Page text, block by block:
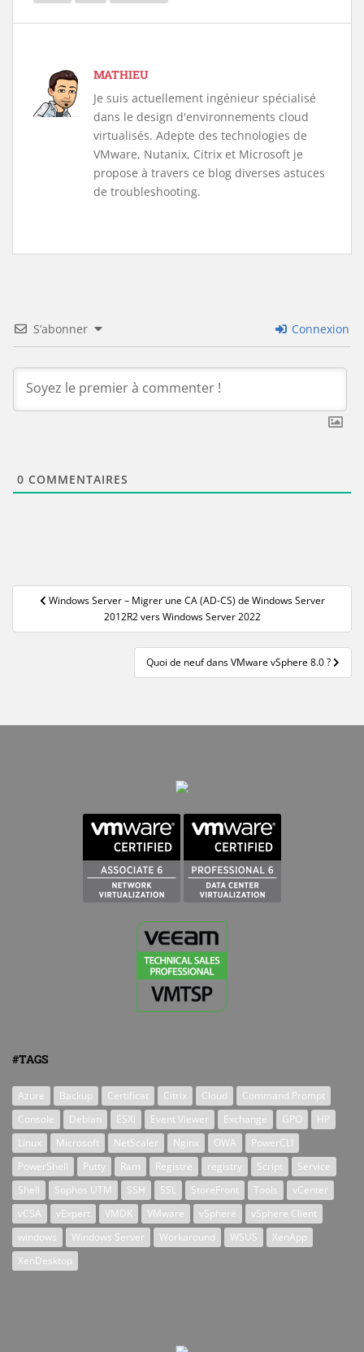
MATHIEU
Je suis actuellement ingénieur spécialisé
dans le design d'environnements cloud
virtualisés. Adepte des technologies de
VMware, Nutanix, Citrix et Microsoft je
propose à travers ce blog diverses astuces
de troubleshooting.
S’abonner Connexion
0 COMMENTAIRES
Navigation
l’article
Windows Server – Migrer une CA (AD-CS) de Windows Server
2012R2 vers Windows Server 2022
Quoi de neuf dans VMware vSphere 8.0 ?
#TAGS
Azure Backup Certificat Citrix Cloud
Command Prompt
Console
Debian ESXi Event Viewer Exchange GPO
HP
Linux
Microsoft NetScaler Nginx OWA
PowerCLI
PowerShell
Putty Ram Registre registry Script
Service
Shell
Sophos UTM SSH SSL StoreFront Tools
vCenter
vCSA
vExpert VMDK VMware vSphere
vSphere Client
windows
Windows Server Workaround WSUS
XenApp
XenDesktop